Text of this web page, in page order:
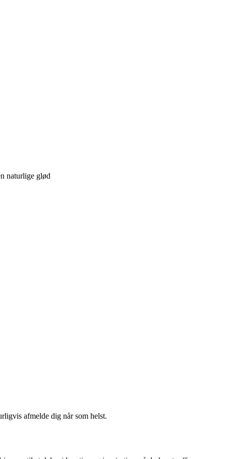
naturlige glød
afmelde dig når som helst.